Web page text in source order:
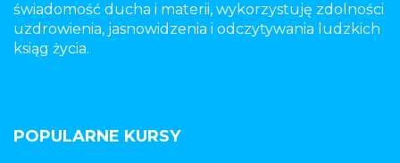
świadomość ducha i materii, wykorzystuję zdolności
uzdrowienia, jasnowidzenia i odczytywania ludzkich
ksiąg życia.
POPULARNE KURSY